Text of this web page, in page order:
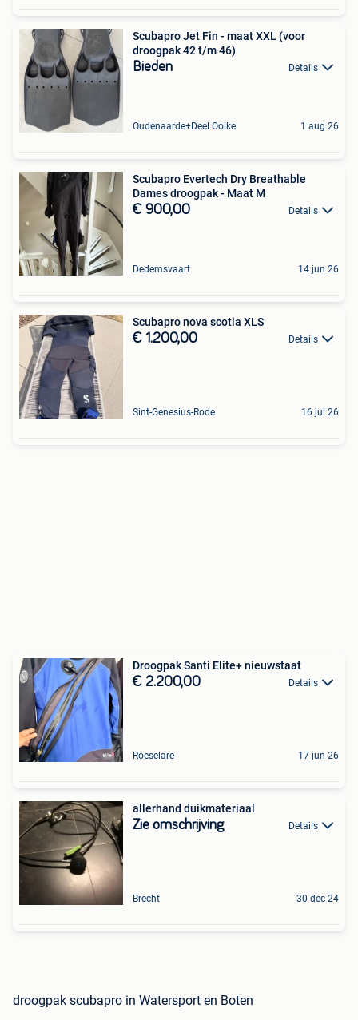
Scubapro Jet Fin - maat XXL (voor
droogpak 42 t/m 46)
Bieden Details
Oudenaarde+Deel Ooike 1 aug 26
Scubapro Evertech Dry Breathable
Dames droogpak - Maat M
€ 900,00 Details
Dedemsvaart 14 jun 26
Scubapro nova scotia XLS
€ 1.200,00 Details
Sint-Genesius-Rode 16 jul 26
Droogpak Santi Elite+ nieuwstaat
€ 2.200,00 Details
Roeselare 17 jun 26
allerhand duikmateriaal
Zie omschrijving Details
Brecht 30 dec 24
droogpak scubapro in Watersport en Boten